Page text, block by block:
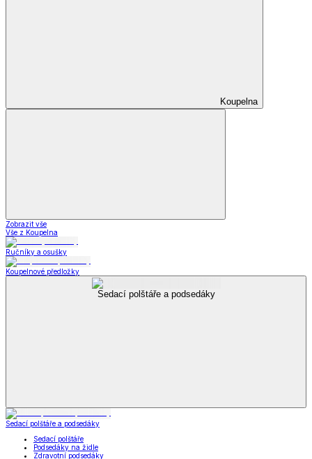
Koupelna
Zobrazit vše
Vše z Koupelna
Ručníky a osušky
Koupelnové předložky
Sedací polštáře a podsedáky
Sedací polštáře a podsedáky
Sedací polštáře
Podsedáky na židle
Zdravotní podsedáky